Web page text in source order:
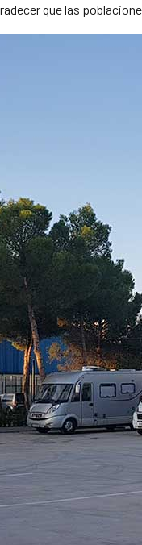
que las